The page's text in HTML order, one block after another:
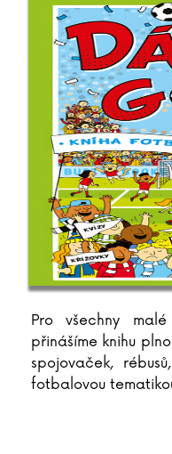
Jaromír Meduna
Taťjana Medvecká
Miloslav Mejzlík
Robert Merle
Simona Michálková
Robert Mikluš
Wojciech
Ivana Milbachová
Louise Millar
Madeline Millerová
Dan Millman
Daniel Miňovský
Matthew Mockridge
Charles Moore
Julian Mosedale
Pro všechny
přinášíme knihu
spojovaček,
fotbalovou